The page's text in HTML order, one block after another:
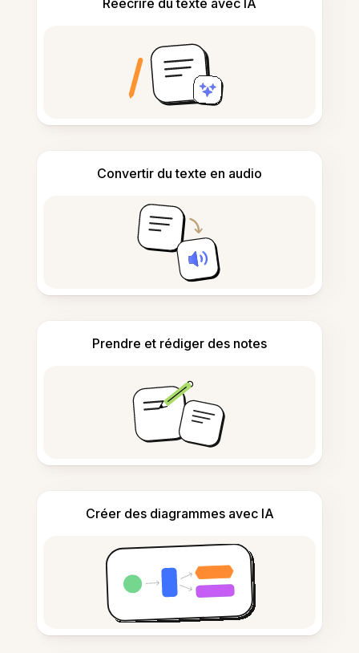
Réécrire du texte avec IA
Convertir du texte en audio
Prendre et rédiger des notes
Créer des diagrammes avec IA